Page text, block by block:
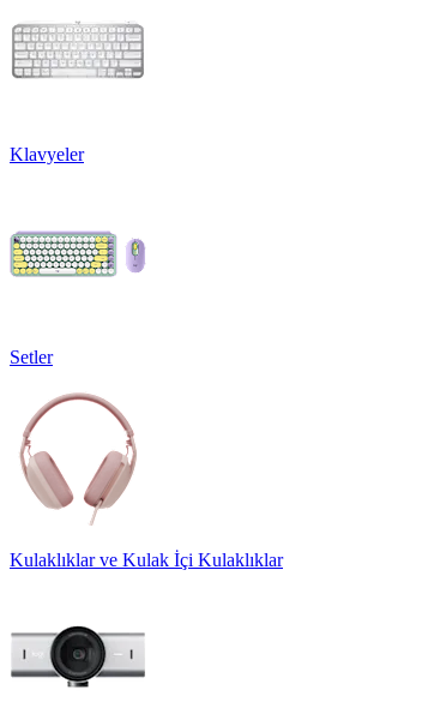
Klavyeler
Setler
Kulaklıklar ve Kulak İçi Kulaklıklar